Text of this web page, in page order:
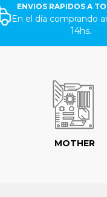
ENVIOS RAPIDOS A
En el día comprando
14hs.
MOTHER